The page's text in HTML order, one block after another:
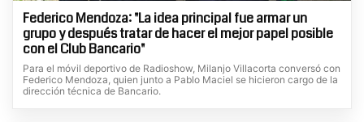
Federico Mendoza: "La idea principal fue armar un
grupo y después tratar de hacer el mejor papel posible
con el Club Bancario"
Para el móvil deportivo de Radioshow, Milanjo Villacorta conversó con
Federico Mendoza, quien junto a Pablo Maciel se hicieron cargo de la
dirección técnica de Bancario.